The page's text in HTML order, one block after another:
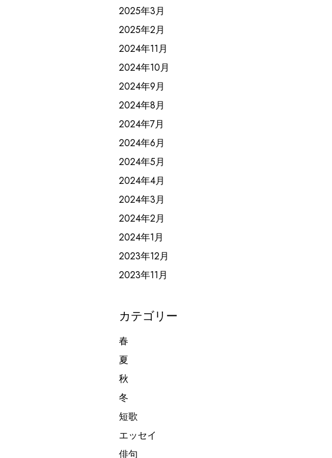
2025年3月
2025年2月
2024年11月
2024年10月
2024年9月
2024年8月
2024年7月
2024年6月
2024年5月
2024年4月
2024年3月
2024年2月
2024年1月
2023年12月
2023年11月
カテゴリー
春
夏
秋
冬
短歌
エッセイ
俳句